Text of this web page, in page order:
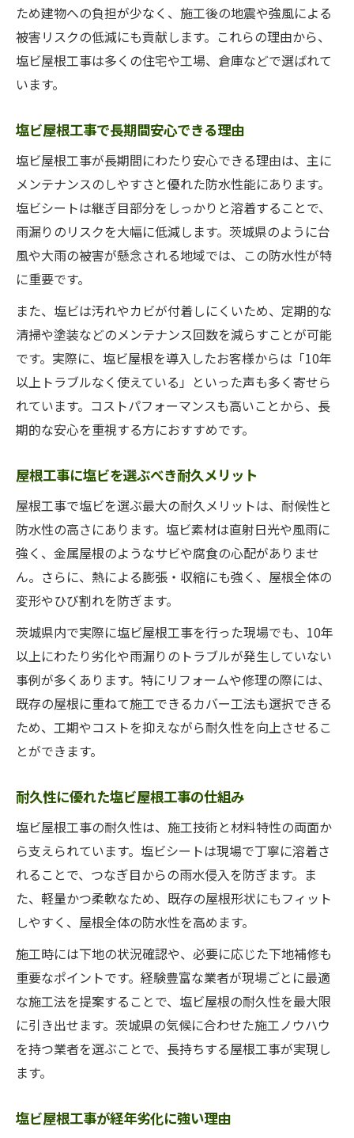
ため建物への負担が少なく、施工後の地震や強風による
被害リスクの低減にも貢献します。これらの理由から、
塩ビ屋根工事は多くの住宅や工場、倉庫などで選ばれて
います。
塩ビ屋根工事で長期間安心できる理由
塩ビ屋根工事が長期間にわたり安心できる理由は、主に
メンテナンスのしやすさと優れた防水性能にあります。
塩ビシートは継ぎ目部分をしっかりと溶着することで、
雨漏りのリスクを大幅に低減します。茨城県のように台
風や大雨の被害が懸念される地域では、この防水性が特
に重要です。
また、塩ビは汚れやカビが付着しにくいため、定期的な
清掃や塗装などのメンテナンス回数を減らすことが可能
です。実際に、塩ビ屋根を導入したお客様からは「10年
以上トラブルなく使えている」といった声も多く寄せら
れています。コストパフォーマンスも高いことから、長
期的な安心を重視する方におすすめです。
屋根工事に塩ビを選ぶべき耐久メリット
屋根工事で塩ビを選ぶ最大の耐久メリットは、耐候性と
防水性の高さにあります。塩ビ素材は直射日光や風雨に
強く、金属屋根のようなサビや腐食の心配がありませ
ん。さらに、熱による膨張・収縮にも強く、屋根全体の
変形やひび割れを防ぎます。
茨城県内で実際に塩ビ屋根工事を行った現場でも、10年
以上にわたり劣化や雨漏りのトラブルが発生していない
事例が多くあります。特にリフォームや修理の際には、
既存の屋根に重ねて施工できるカバー工法も選択できる
ため、工期やコストを抑えながら耐久性を向上させるこ
とができます。
耐久性に優れた塩ビ屋根工事の仕組み
塩ビ屋根工事の耐久性は、施工技術と材料特性の両面か
ら支えられています。塩ビシートは現場で丁寧に溶着さ
れることで、つなぎ目からの雨水侵入を防ぎます。ま
た、軽量かつ柔軟なため、既存の屋根形状にもフィット
しやすく、屋根全体の防水性を高めます。
施工時には下地の状況確認や、必要に応じた下地補修も
重要なポイントです。経験豊富な業者が現場ごとに最適
な施工法を提案することで、塩ビ屋根の耐久性を最大限
に引き出せます。茨城県の気候に合わせた施工ノウハウ
を持つ業者を選ぶことで、長持ちする屋根工事が実現し
ます。
塩ビ屋根工事が経年劣化に強い理由